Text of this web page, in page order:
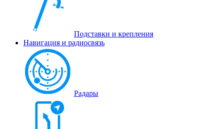
Подставки и крепления
Навигация и радиосвязь
Радары